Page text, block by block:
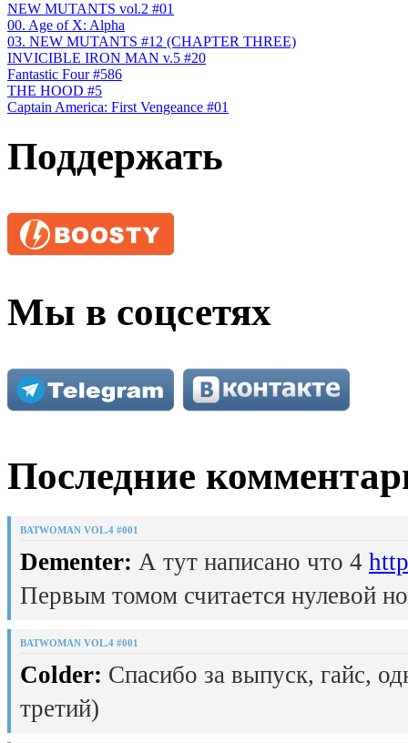
NEW MUTANTS vol.2 #01
00. Age of X: Alpha
03. NEW MUTANTS #12 (CHAPTER THREE)
INVICIBLE IRON MAN v.5 #20
Fantastic Four #586
THE HOOD #5
Сaptain America: First Vengeance #01
Поддержать
Мы в соцсетях
Последние
BATWOMAN VOL.4 #001
Dementer: А тут написано что 4
Первым томом считается нулевой
BATWOMAN VOL.4 #001
Colder: Спасибо за выпуск, гайс,
третий)